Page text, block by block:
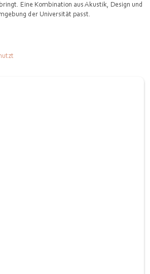
Eine Kombination aus Akustik, Design und
der Universität passt.